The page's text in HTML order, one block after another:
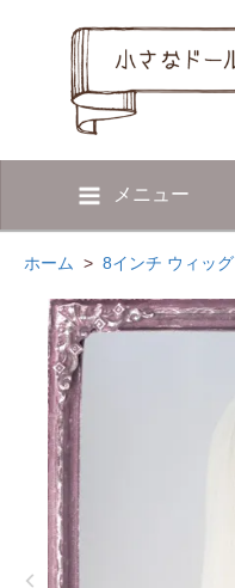
メニュー
ホーム > 8インチ ウィッグ